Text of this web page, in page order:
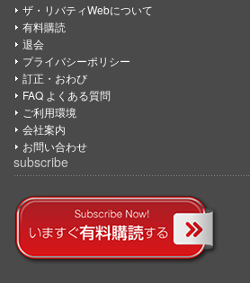
ザ・リバティWebについて
有料購読
退会
プライバシーポリシー
訂正・おわび
FAQ よくある質問
ご利用環境
会社案内
お問い合わせ
subscribe